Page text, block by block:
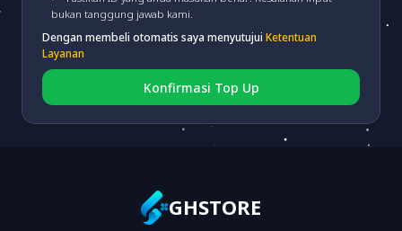
bukan tanggung jawab kami.
Dengan membeli otomatis saya menyutujui Ketentuan
Layanan
Konfirmasi Top Up
GHSTORE